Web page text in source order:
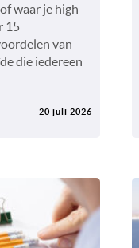
waar je high
15
van
die iedereen
20 juli 2026